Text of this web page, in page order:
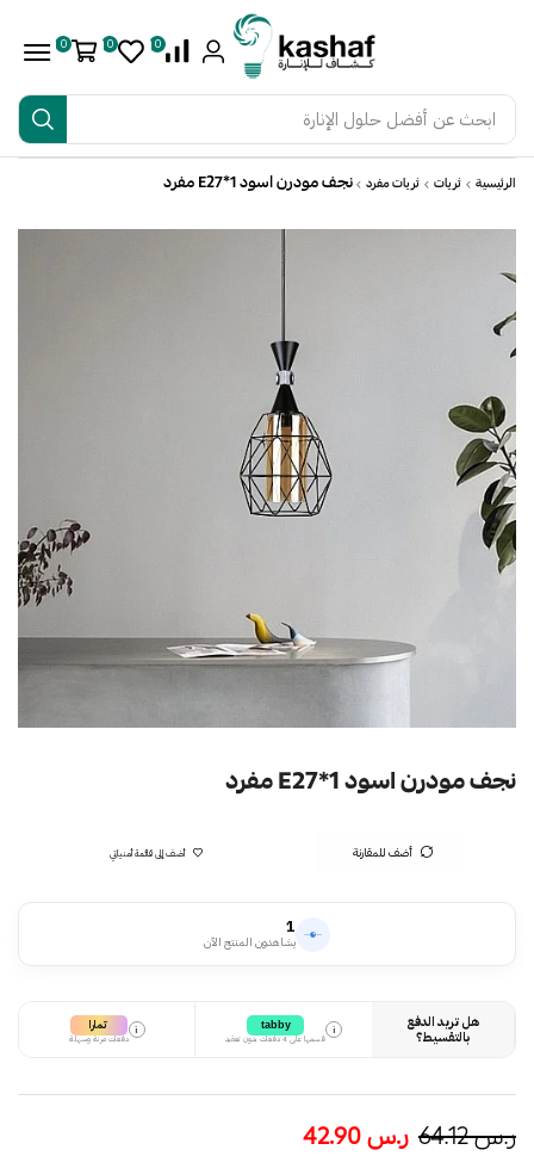
ابحث عن أفضل حلول الإنارة
0
0
0
الرئيسية ثريات ثريات مفرد نجف مودرن اسود E27*1 مفرد
نجف مودرن اسود E27*1 مفرد
أضف للمقارنة أضف إلى قائمة أمنياتي
1
يشاهدون المنتج الآن
هل تريد الدفع
بالتقسيط؟
i
tabby
قسمها على 4 دفعات بدون تعقيد
i تمارا
دفعات مرنة وسهلة
ر.س64.12 ر.س